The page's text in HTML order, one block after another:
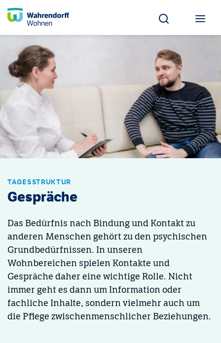
TAGESSTRUKTUR
Gespräche
Das Bedürfnis nach Bindung und Kontakt zu
anderen Menschen gehört zu den psychischen
Grundbedürfnissen. In unseren
Wohnbereichen spielen Kontakte und
Gespräche daher eine wichtige Rolle. Nicht
immer geht es dann um Information oder
fachliche Inhalte, sondern vielmehr auch um
die Pflege zwischenmenschlicher Beziehungen.